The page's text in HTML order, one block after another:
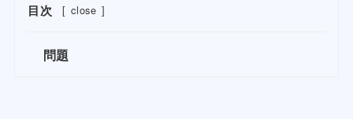
目次 [ close ]
問題